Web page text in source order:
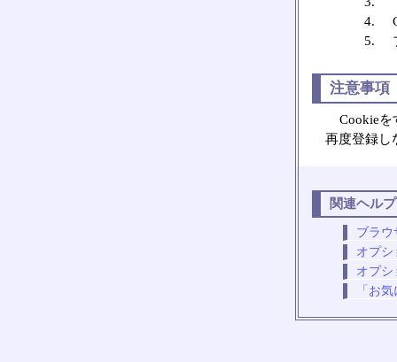
注意事項
Cookie
再度登録し
関連ヘルプ
ブラウ
オプシ
オプシ
「お